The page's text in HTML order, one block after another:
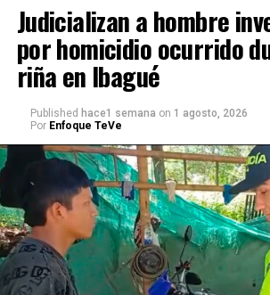
Judicializan a hombre
por homicidio ocurrido
riña en Ibagué
Published hace1 semana on 1 agosto, 2026
Por Enfoque TeVe